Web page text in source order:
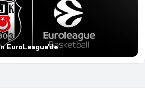
EuroLeague’de